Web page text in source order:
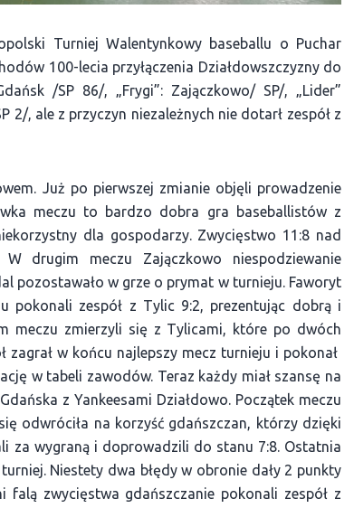
Turniej Walentynkowy baseballu o Puchar
100-lecia przyłączenia Działdowszczyzny do
/SP 86/, „Frygi”: Zajączkowo/ SP/, „Lider”
2/, ale z przyczyn niezależnych nie dotarł zespół z
Już po pierwszej zmianie objęli prowadzenie
meczu to bardzo dobra gra baseballistów z
dla gospodarzy. Zwycięstwo 11:8 nad
drugim meczu Zajączkowo niespodziewanie
pozostawało w grze o prymat w turnieju. Faworyt
pokonali zespół z Tylic 9:2, prezentując dobrą i
meczu zmierzyli się z Tylicami, które po dwóch
zagrał w końcu najlepszy mecz turnieju i pokonał
w tabeli zawodów. Teraz każdy miał szansę na
z Yankeesami Działdowo. Początek meczu
odwróciła na korzyść gdańszczan, którzy dzięki
za wygraną i doprowadzili do stanu 7:8. Ostatnia
Niestety dwa błędy w obronie dały 2 punkty
falą zwycięstwa gdańszczanie pokonali zespół z